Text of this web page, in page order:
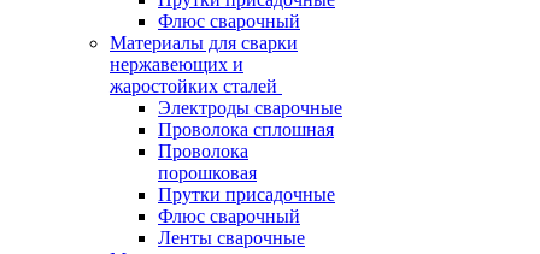
Флюс сварочный
Материалы для сварки
нержавеющих и
жаростойких сталей
Электроды сварочные
Проволока сплошная
Проволока
порошковая
Прутки присадочные
Флюс сварочный
Ленты сварочные